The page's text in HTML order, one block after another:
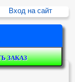
Вход на сайт